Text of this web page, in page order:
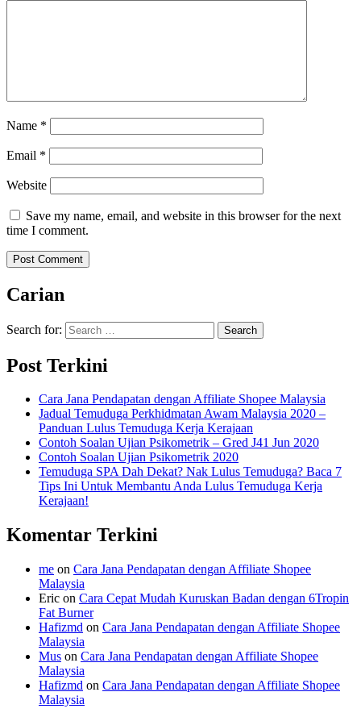
Name *
Email *
Website
Save my name, email, and website in this browser for the next
time I comment.
Carian
Search for:
Post Terkini
Cara Jana Pendapatan dengan Affiliate Shopee Malaysia
Jadual Temuduga Perkhidmatan Awam Malaysia 2020 –
Panduan Lulus Temuduga Kerja Kerajaan
Contoh Soalan Ujian Psikometrik – Gred J41 Jun 2020
Contoh Soalan Ujian Psikometrik 2020
Temuduga SPA Dah Dekat? Nak Lulus Temuduga? Baca 7
Tips Ini Untuk Membantu Anda Lulus Temuduga Kerja
Kerajaan!
Komentar Terkini
me on Cara Jana Pendapatan dengan Affiliate Shopee
Malaysia
Eric on Cara Cepat Mudah Kuruskan Badan dengan 6Tropin
Fat Burner
Hafizmd on Cara Jana Pendapatan dengan Affiliate Shopee
Malaysia
Mus on Cara Jana Pendapatan dengan Affiliate Shopee
Malaysia
Hafizmd on Cara Jana Pendapatan dengan Affiliate Shopee
Malaysia